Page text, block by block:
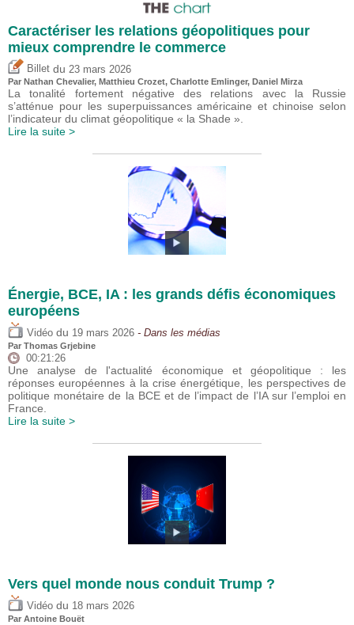
Caractériser les relations géopolitiques pour
mieux comprendre le commerce
Billet du 23 mars 2026
Par Nathan Chevalier, Matthieu Crozet, Charlotte Emlinger, Daniel Mirza
La tonalité fortement négative des relations avec la Russie
s’atténue pour les superpuissances américaine et chinoise selon
l’indicateur du climat géopolitique « la Shade ».
Lire la suite >
Énergie, BCE, IA : les grands défis économiques
européens
Vidéo du 19 mars 2026 - Dans les médias
Par Thomas Grjebine
00:21:26
Une analyse de l'actualité économique et géopolitique : les
réponses européennes à la crise énergétique, les perspectives de
politique monétaire de la BCE et de l’impact de l’IA sur l’emploi en
France.
Lire la suite >
Vers quel monde nous conduit Trump ?
Vidéo du 18 mars 2026
Par Antoine Bouët